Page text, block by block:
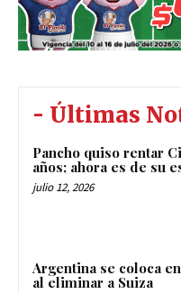
- Últimas
Pancho quiso rentar
años; ahora es de su
julio 12, 2026
Argentina se coloca
al eliminar a Suiza